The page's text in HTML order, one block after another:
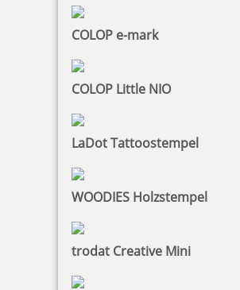
COLOP e-mark
COLOP Little NIO
LaDot Tattoostempel
WOODIES Holzstempel
trodat Creative Mini
18,53 €
Spruchstempel: Manches wird erst gut,
lassen.